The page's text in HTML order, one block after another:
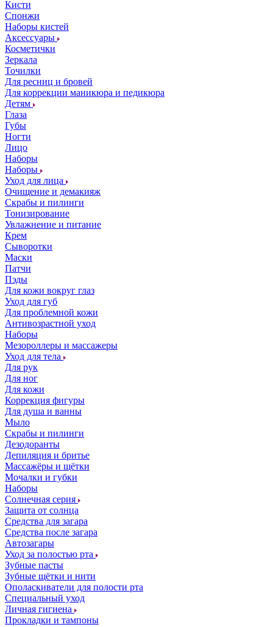
Кисти
Спонжи
Наборы кистей
Аксессуары
Косметички
Зеркала
Точилки
Для ресниц и бровей
Для коррекции маникюра и педикюра
Детям
Глаза
Губы
Ногти
Лицо
Наборы
Наборы
Уход для лица
Очищение и демакияж
Скрабы и пилинги
Тонизирование
Увлажнение и питание
Крем
Сыворотки
Маски
Патчи
Пэды
Для кожи вокруг глаз
Уход для губ
Для проблемной кожи
Антивозрастной уход
Наборы
Мезороллеры и массажеры
Уход для тела
Для рук
Для ног
Для кожи
Коррекция фигуры
Для душа и ванны
Мыло
Скрабы и пилинги
Дезодоранты
Депиляция и бритье
Массажёры и щётки
Мочалки и губки
Наборы
Солнечная серия
Защита от солнца
Средства для загара
Средства после загара
Автозагары
Уход за полостью рта
Зубные пасты
Зубные щётки и нити
Ополаскиватели для полости рта
Специальный уход
Личная гигиена
Прокладки и тампоны